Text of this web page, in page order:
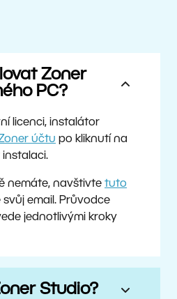
Zoner
PC?
licenci, instalátor
účtu po kliknutí na
nemáte, navštivte tuto
svůj email. Průvodce
jednotlivými kroky
Studio?